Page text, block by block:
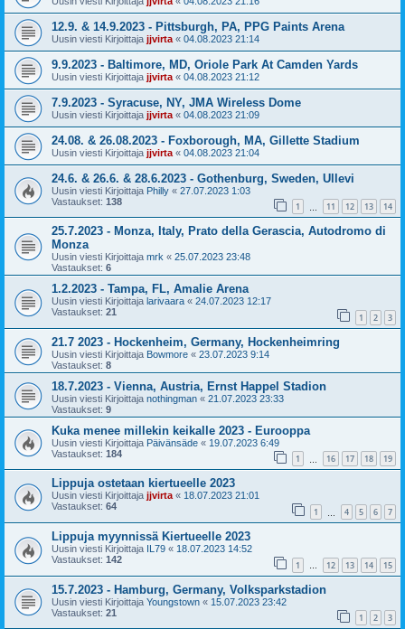
12.9. & 14.9.2023 - Pittsburgh, PA, PPG Paints Arena
Uusin viesti Kirjoittaja jjvirta « 04.08.2023 21:14
9.9.2023 - Baltimore, MD, Oriole Park At Camden Yards
Uusin viesti Kirjoittaja jjvirta « 04.08.2023 21:12
7.9.2023 - Syracuse, NY, JMA Wireless Dome
Uusin viesti Kirjoittaja jjvirta « 04.08.2023 21:09
24.08. & 26.08.2023 - Foxborough, MA, Gillette Stadium
Uusin viesti Kirjoittaja jjvirta « 04.08.2023 21:04
24.6. & 26.6. & 28.6.2023 - Gothenburg, Sweden, Ullevi
Uusin viesti Kirjoittaja Philly « 27.07.2023 1:03
Vastaukset: 138 1 11 12 13 14
25.7.2023 - Monza, Italy, Prato della Gerascia, Autodromo di
Monza
Uusin viesti Kirjoittaja mrk « 25.07.2023 23:48
Vastaukset: 6
1.2.2023 - Tampa, FL, Amalie Arena
Uusin viesti Kirjoittaja larivaara « 24.07.2023 12:17
Vastaukset: 21 1 2 3
21.7 2023 - Hockenheim, Germany, Hockenheimring
Uusin viesti Kirjoittaja Bowmore « 23.07.2023 9:14
Vastaukset: 8
18.7.2023 - Vienna, Austria, Ernst Happel Stadion
Uusin viesti Kirjoittaja nothingman « 21.07.2023 23:33
Vastaukset: 9
Kuka menee millekin keikalle 2023 - Eurooppa
Uusin viesti Kirjoittaja Päivänsäde « 19.07.2023 6:49
Vastaukset: 184 1 16 17 18 19
Lippuja ostetaan kiertueelle 2023
Uusin viesti Kirjoittaja jjvirta« 18.07.2023 21:01
Vastaukset: 64 1 4 5 6 7
Lippuja myynnissä Kiertueelle 2023
Uusin viesti Kirjoittaja IL79 « 18.07.2023 14:52
Vastaukset: 142 1 … 12 13 14 15
15.7.2023 - Hamburg, Germany, Volksparkstadion
Uusin viesti Kirjoittaja Youngstown « 15.07.2023 23:42
Vastaukset: 21 1 2 3